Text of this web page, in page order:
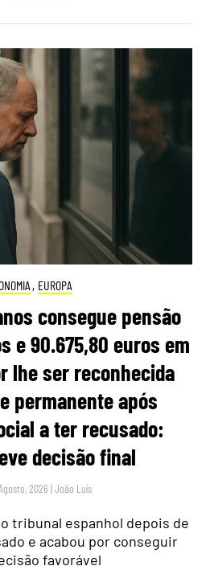
, EUROPA
consegue pensão
e 90.675,80 euros em
lhe ser reconhecida
permanente após
a ter recusado:
decisão final
2026 |João Luís
tribunal espanhol depois de
e acabou por conseguir
favorável